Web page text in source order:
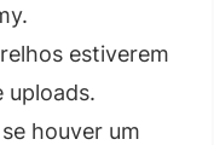
estiverem
uploads.
se houver um